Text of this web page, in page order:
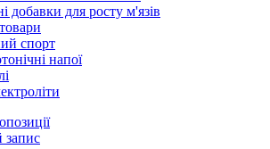
добавки для росту м'язів
спорт
напої
запис